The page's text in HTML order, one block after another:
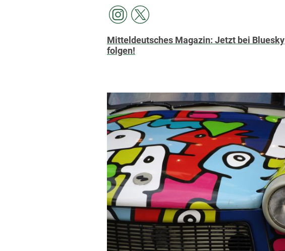
Mitteldeutsches Magazin: Jetzt bei Bluesky
folgen!